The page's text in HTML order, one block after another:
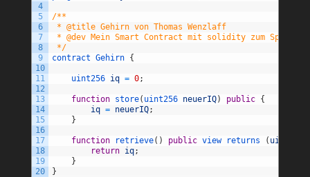
4
5
6
7
8
9
10
11
12
13
14
15
16
17
18
19
20
/**
* @title Gehirn von Thomas Wenzlaff
* @dev Mein Smart Contract mit solidity zum
*/
contract Gehirn {
uint256 iq = 0;
function store( uint256 neuerIQ) public {
iq = neuerIQ;
}
function retrieve( ) public view returns ( uint256
return iq;
}
}